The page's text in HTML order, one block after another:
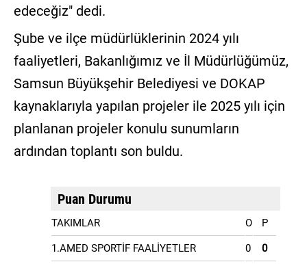
edeceğiz" dedi.
Şube ve ilçe müdürlüklerinin 2024 yılı
faaliyetleri, Bakanlığımız ve İl Müdürlüğümüz,
Samsun Büyükşehir Belediyesi ve DOKAP
kaynaklarıyla yapılan projeler ile 2025 yılı için
planlanan projeler konulu sunumların
ardından toplantı son buldu.
Puan Durumu
TAKIMLAR O P
1.AMED SPORTİF FAALİYETLER 0 0